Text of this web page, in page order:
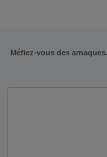
Méfiez-vous des